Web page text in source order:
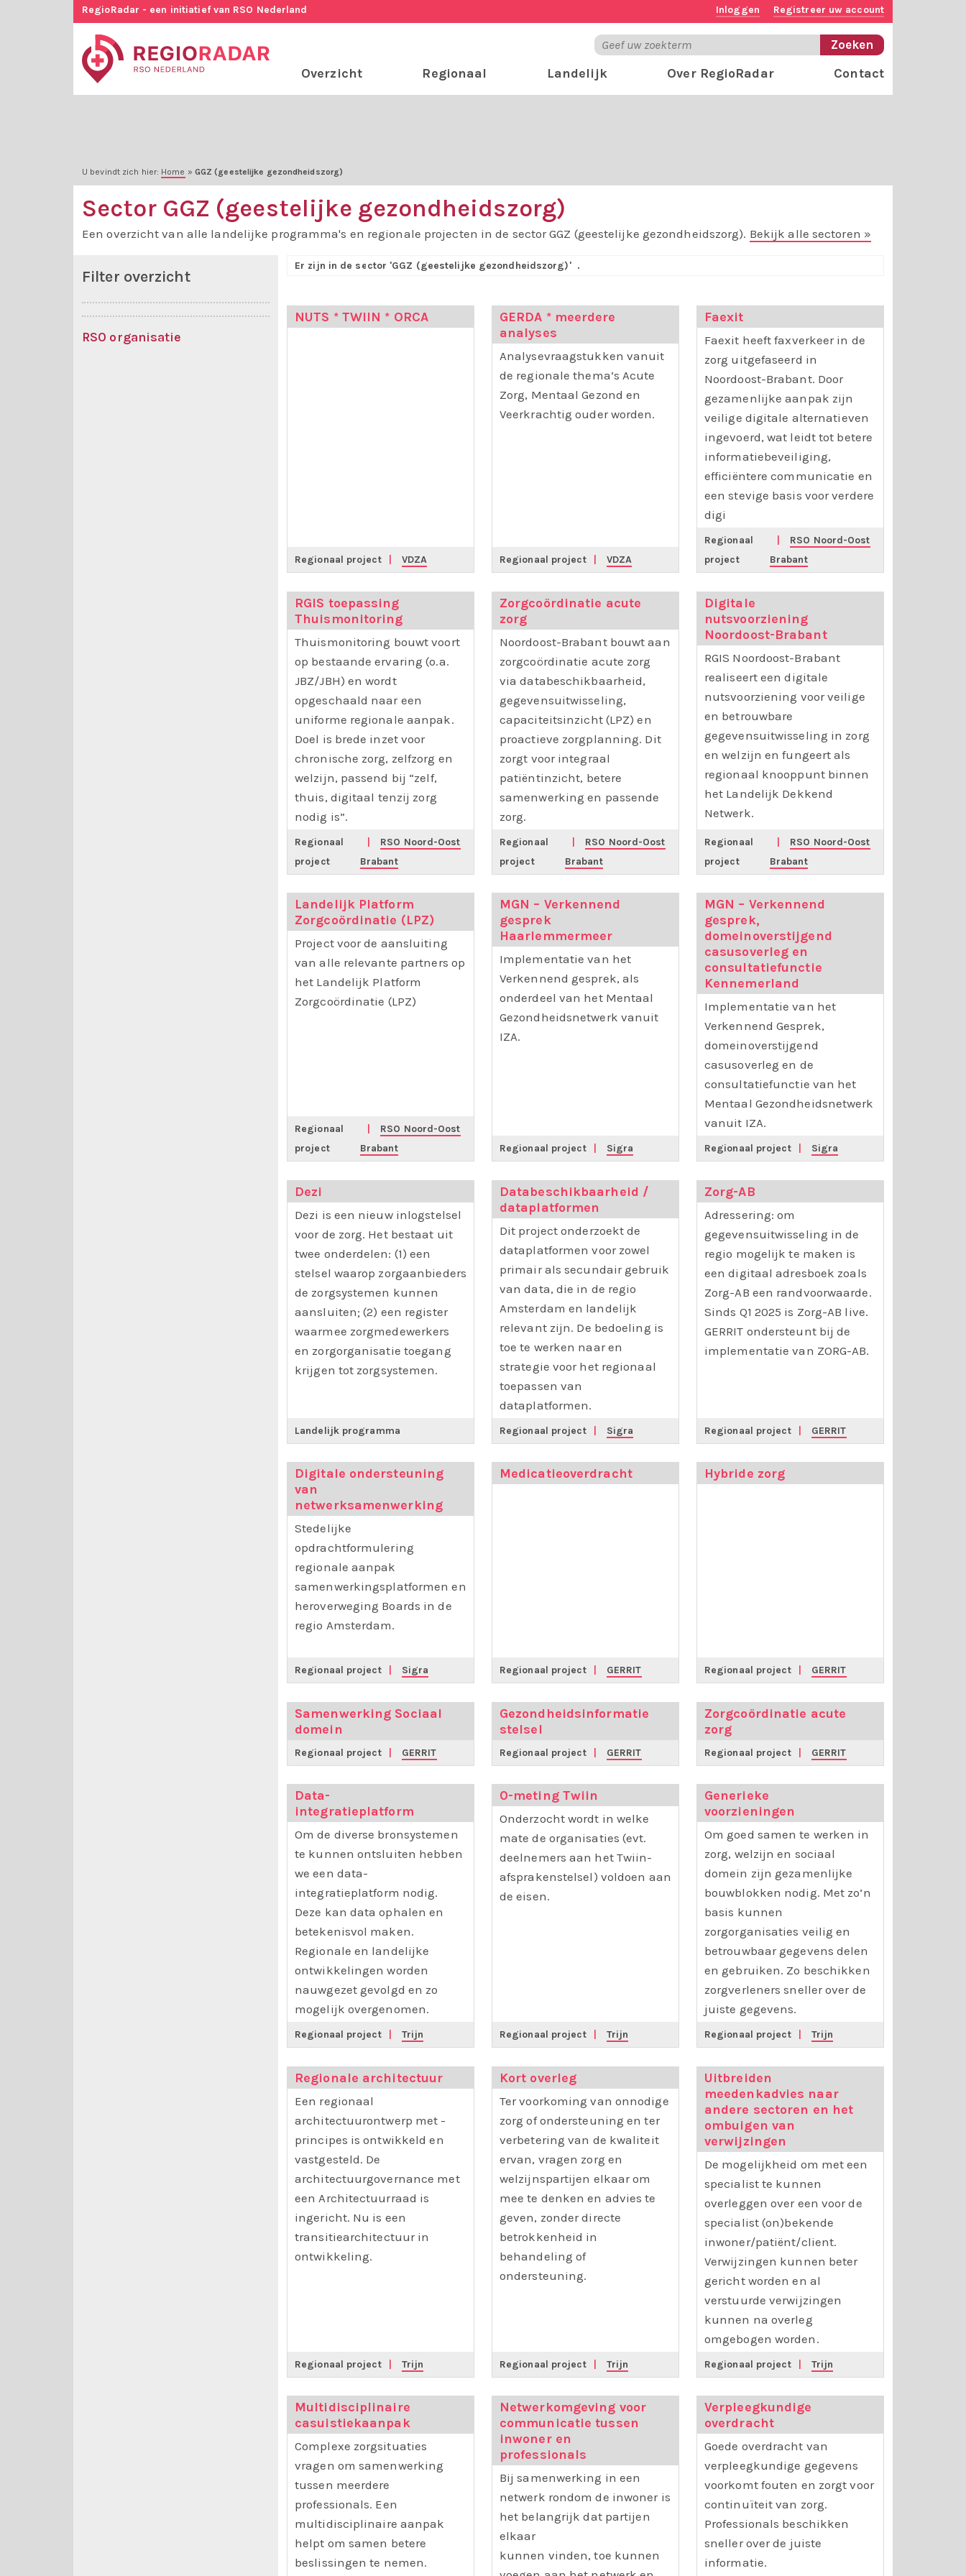
RegioRadar - een initiatief van RSO Nederland Inloggen Registreer uw account
Overzicht Regionaal Landelijk Over RegioRadar Contact
U bevindt zich hier: Home » GGZ (geestelijke gezondheidszorg)
Sector GGZ (geestelijke gezondheidszorg)
Een overzicht van alle landelijke programma's en regionale projecten in de sector GGZ (geestelijke gezondheidszorg). Bekijk alle sectoren »
Filter overzicht
RSO organisatie
Er zijn in de sector 'GGZ (geestelijke gezondheidszorg)' .
NUTS * TWIIN * ORCA
Regionaal project VDZA
GERDA * meerdere
analyses
Analysevraagstukken vanuit
de regionale thema’s Acute
Zorg, Mentaal Gezond en
Veerkrachtig ouder worden.
Regionaal project VDZA
Faexit
Faexit heeft faxverkeer in de
zorg uitgefaseerd in
Noordoost-Brabant. Door
gezamenlijke aanpak zijn
veilige digitale alternatieven
ingevoerd, wat leidt tot betere
informatiebeveiliging,
efficiëntere communicatie en
een stevige basis voor verdere
digi
Regionaal
project
RSO Noord-Oost
Brabant
RGIS toepassing
Thuismonitoring
Thuismonitoring bouwt voort
op bestaande ervaring (o.a.
JBZ/JBH) en wordt
opgeschaald naar een
uniforme regionale aanpak.
Doel is brede inzet voor
chronische zorg, zelfzorg en
welzijn, passend bij “zelf,
thuis, digitaal tenzij zorg
nodig is”.
Regionaal
project
RSO Noord-Oost
Brabant
Zorgcoördinatie acute
zorg
Noordoost-Brabant bouwt aan
zorgcoördinatie acute zorg
via databeschikbaarheid,
gegevensuitwisseling,
capaciteitsinzicht (LPZ) en
proactieve zorgplanning. Dit
zorgt voor integraal
patiëntinzicht, betere
samenwerking en passende
zorg.
Regionaal
project
RSO Noord-Oost
Brabant
Digitale
nutsvoorziening
Noordoost-Brabant
RGIS Noordoost-Brabant
realiseert een digitale
nutsvoorziening voor veilige
en betrouwbare
gegevensuitwisseling in zorg
en welzijn en fungeert als
regionaal knooppunt binnen
het Landelijk Dekkend
Netwerk.
Regionaal
project
RSO Noord-Oost
Brabant
Landelijk Platform
Zorgcoördinatie (LPZ)
Project voor de aansluiting
van alle relevante partners op
het Landelijk Platform
Zorgcoördinatie (LPZ)
Regionaal
project
RSO Noord-Oost
Brabant
MGN – Verkennend
gesprek
Haarlemmermeer
Implementatie van het
Verkennend gesprek, als
onderdeel van het Mentaal
Gezondheidsnetwerk vanuit
IZA.
Regionaal project Sigra
MGN – Verkennend
gesprek,
domeinoverstijgend
casusoverleg en
consultatiefunctie
Kennemerland
Implementatie van het
Verkennend Gesprek,
domeinoverstijgend
casusoverleg en de
consultatiefunctie van het
Mentaal Gezondheidsnetwerk
vanuit IZA.
Regionaal project Sigra
Dezi
Dezi is een nieuw inlogstelsel
voor de zorg. Het bestaat uit
twee onderdelen: (1) een
stelsel waarop zorgaanbieders
de zorgsystemen kunnen
aansluiten; (2) een register
waarmee zorgmedewerkers
en zorgorganisatie toegang
krijgen tot zorgsystemen.
Landelijk programma
Databeschikbaarheid /
dataplatformen
Dit project onderzoekt de
dataplatformen voor zowel
primair als secundair gebruik
van data, die in de regio
Amsterdam en landelijk
relevant zijn. De bedoeling is
toe te werken naar en
strategie voor het regionaal
toepassen van
dataplatformen.
Regionaal project Sigra
Zorg-AB
Adressering: om
gegevensuitwisseling in de
regio mogelijk te maken is
een digitaal adresboek zoals
Zorg-AB een randvoorwaarde.
Sinds Q1 2025 is Zorg-AB live.
GERRIT ondersteunt bij de
implementatie van ZORG-AB.
Regionaal project GERRIT
Digitale ondersteuning
van
netwerksamenwerking
Stedelijke
opdrachtformulering
regionale aanpak
samenwerkingsplatformen en
heroverweging Boards in de
regio Amsterdam.
Regionaal project Sigra
Medicatieoverdracht
Regionaal project GERRIT
Hybride zorg
Regionaal project GERRIT
Samenwerking Sociaal
domein
Regionaal project GERRIT
Gezondheidsinformatie
stelsel
Regionaal project GERRIT
Zorgcoördinatie acute
zorg
Regionaal project GERRIT
Data-
integratieplatform
Om de diverse bronsystemen
te kunnen ontsluiten hebben
we een data-
integratieplatform nodig.
Deze kan data ophalen en
betekenisvol maken.
Regionale en landelijke
ontwikkelingen worden
nauwgezet gevolgd en zo
mogelijk overgenomen.
Regionaal project Trijn
0-meting Twiin
Onderzocht wordt in welke
mate de organisaties (evt.
deelnemers aan het Twiin-
afsprakenstelsel) voldoen aan
de eisen.
Regionaal project Trijn
Generieke
voorzieningen
Om goed samen te werken in
zorg, welzijn en sociaal
domein zijn gezamenlijke
bouwblokken nodig. Met zo’n
basis kunnen
zorgorganisaties veilig en
betrouwbaar gegevens delen
en gebruiken. Zo beschikken
zorgverleners sneller over de
juiste gegevens.
Regionaal project Trijn
Regionale architectuur
Een regionaal
architectuurontwerp met -
principes is ontwikkeld en
vastgesteld. De
architectuurgovernance met
een Architectuurraad is
ingericht. Nu is een
transitiearchitectuur in
ontwikkeling.
Regionaal project Trijn
Kort overleg
Ter voorkoming van onnodige
zorg of ondersteuning en ter
verbetering van de kwaliteit
ervan, vragen zorg en
welzijnspartijen elkaar om
mee te denken en advies te
geven, zonder directe
betrokkenheid in
behandeling of
ondersteuning.
Regionaal project Trijn
Uitbreiden
meedenkadvies naar
andere sectoren en het
ombuigen van
verwijzingen
De mogelijkheid om met een
specialist te kunnen
overleggen over een voor de
specialist (on)bekende
inwoner/patiënt/client.
Verwijzingen kunnen beter
gericht worden en al
verstuurde verwijzingen
kunnen na overleg
omgebogen worden.
Regionaal project Trijn
Multidisciplinaire
casuistiekaanpak
Complexe zorgsituaties
vragen om samenwerking
tussen meerdere
professionals. Een
multidisciplinaire aanpak
helpt om samen betere
beslissingen te nemen.
Netwerkomgeving voor
communicatie tussen
inwoner en
professionals
Bij samenwerking in een
netwerk rondom de inwoner is
het belangrijk dat partijen
elkaar
kunnen vinden, toe kunnen
Verpleegkundige
overdracht
Goede overdracht van
verpleegkundige gegevens
voorkomt fouten en zorgt voor
continuïteit van zorg.
Professionals beschikken
sneller over de juiste
informatie.